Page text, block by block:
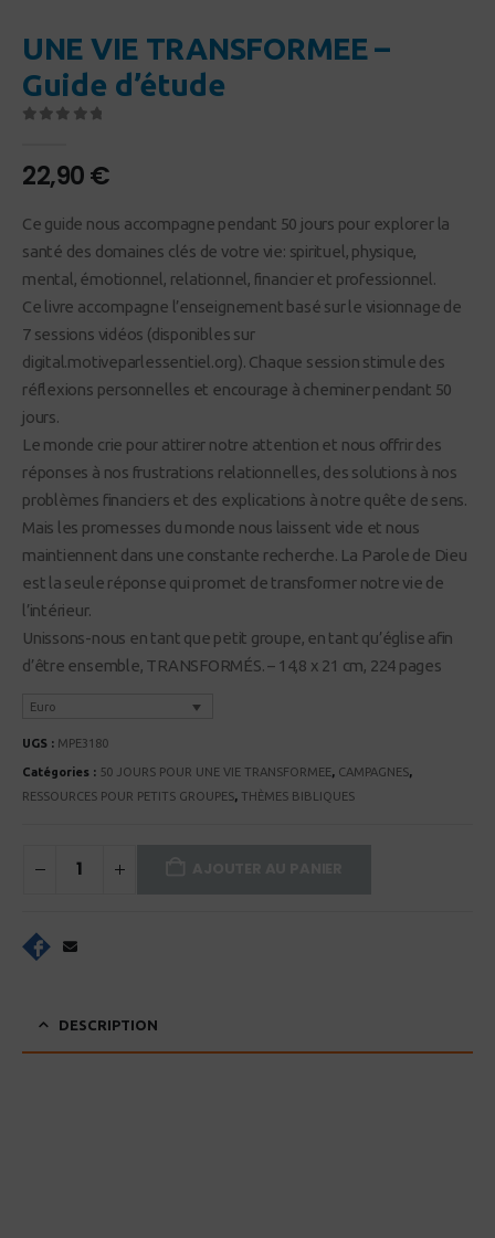
UNE VIE TRANSFORMEE –
Guide d’étude
22,90€
Ce guide nous accompagne pendant 50 jours pour explorer la
santé des domaines clés de votre vie: spirituel, physique,
mental, émotionnel, relationnel, financier et professionnel.
Ce livre accompagne l’enseignement basé sur le visionnage de
7 sessions vidéos (disponibles sur
digital.motiveparlessentiel.org). Chaque session stimule des
réflexions personnelles et encourage à cheminer pendant 50
jours.
Le monde crie pour attirer notre attention et nous offrir des
réponses à nos frustrations relationnelles, des solutions à nos
problèmes financiers et des explications à notre quête de sens.
Mais les promesses du monde nous laissent vide et nous
maintiennent dans une constante recherche. La Parole de Dieu
est la seule réponse qui promet de transformer notre vie de
l’intérieur.
Unissons-nous en tant que petit groupe, en tant qu’église afin
d’être ensemble, TRANSFORMÉS. – 14,8 x 21 cm, 224 pages
Euro
UGS : MPE3180
Catégories : 50 JOURS POUR UNE VIE TRANSFORMEE, CAMPAGNES,
RESSOURCES POUR PETITS GROUPES, THÈMES BIBLIQUES
DESCRIPTION